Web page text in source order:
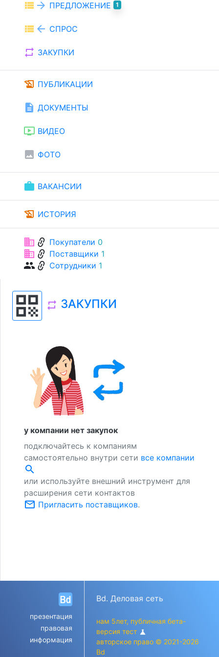
view_list arrow_forward ПРЕДЛОЖЕНИЕ 1
view_list arrow_back СПРОС
repeat ЗАКУПКИ
history_edu ПУБЛИКАЦИИ
description ДОКУМЕНТЫ
ondemand_video ВИДЕО
image ФОТО
work ВАКАНСИИ
history_edu ИСТОРИЯ
businesslink Покупатели 0
businesslink Поставщики 1
grouplink Сотрудники 1
qr_code repeat ЗАКУПКИ
у компании нет закупок
подключайтесь к компаниям
самостоятельно внутри сети все компании
search
или используйте внешний инструмент для
расширения сети контактов
mail_outline Пригласить поставщиков.
презентация
правовая
информация
Bd. Деловая сеть
нам 5лет, публичная бета-
версия тест science
авторское право © 2021-2026
Bd